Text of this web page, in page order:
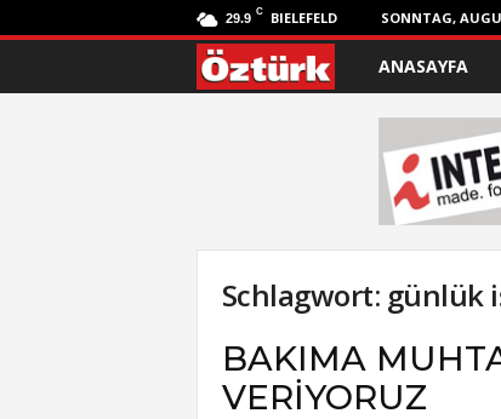
29.9 C BIELEFELD SONNTAG,
ANASAYFA
Schlagwort: günlük
BAKIMA
VERİYORUZ